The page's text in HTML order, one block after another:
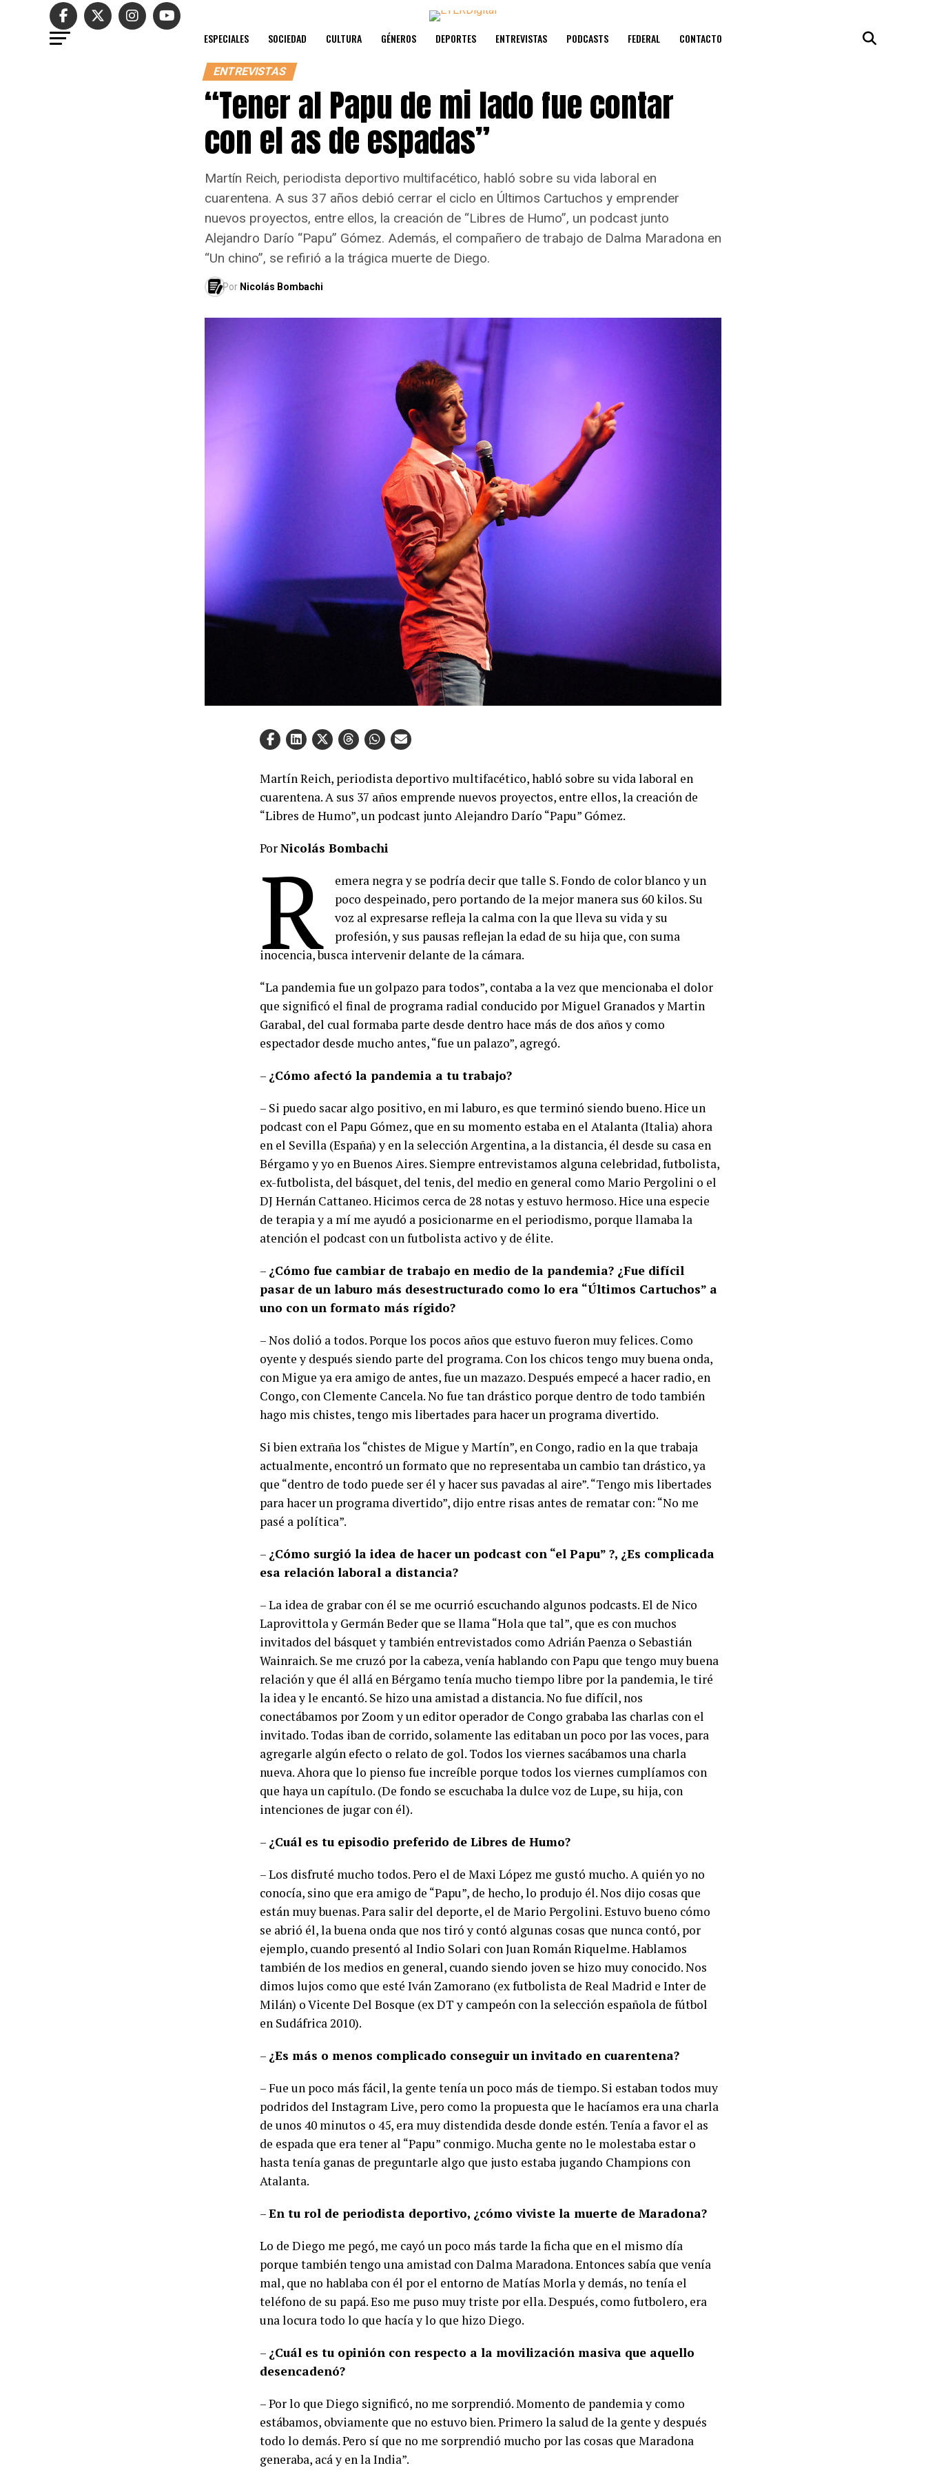
ESPECIALES SOCIEDAD CULTURA GÉNEROS DEPORTES ENTREVISTAS PODCASTS FEDERAL CONTACTO
ENTREVISTAS
“Tener al Papu de mi lado fue contar
con el as de espadas”
Martín Reich, periodista deportivo multifacético, habló sobre su vida laboral en
cuarentena. A sus 37 años debió cerrar el ciclo en Últimos Cartuchos y emprender
nuevos proyectos, entre ellos, la creación de “Libres de Humo”, un podcast junto
Alejandro Darío “Papu” Gómez. Además, el compañero de trabajo de Dalma Maradona en
“Un chino”, se refirió a la trágica muerte de Diego.
Por Nicolás Bombachi
Martín Reich, periodista deportivo multifacético, habló sobre su vida laboral en
cuarentena. A sus 37 años emprende nuevos proyectos, entre ellos, la creación de
“Libres de Humo”, un podcast junto Alejandro Darío “Papu” Gómez.
PorNicolás Bombachi
R
emera negra y se podría decir que talle S. Fondo de color blanco y un
poco despeinado, pero portando de la mejor manera sus 60 kilos. Su
voz al expresarse refleja la calma con la que lleva su vida y su
profesión, y sus pausas reflejan la edad de su hija que, con suma
inocencia, busca intervenir delante de la cámara.
“La pandemia fue un golpazo para todos”, contaba a la vez que mencionaba el dolor
que significó el final de programa radial conducido por Miguel Granados y Martin
Garabal, del cual formaba parte desde dentro hace más de dos años y como
espectador desde mucho antes, “fue un palazo”, agregó.
– ¿Cómo afectó la pandemia a tu trabajo?
– Si puedo sacar algo positivo, en mi laburo, es que terminó siendo bueno. Hice un
podcast con el Papu Gómez, que en su momento estaba en el Atalanta (Italia) ahora
en el Sevilla (España) y en la selección Argentina, a la distancia, él desde su casa en
Bérgamo y yo en Buenos Aires. Siempre entrevistamos alguna celebridad, futbolista,
ex-futbolista, del básquet, del tenis, del medio en general como Mario Pergolini o el
DJ Hernán Cattaneo. Hicimos cerca de 28 notas y estuvo hermoso. Hice una especie
de terapia y a mí me ayudó a posicionarme en el periodismo, porque llamaba la
atención el podcast con un futbolista activo y de élite.
– ¿Cómo fue cambiar de trabajo en medio de la pandemia? ¿Fue difícil
pasar de un laburo más desestructurado como lo era “Últimos Cartuchos” a
uno con un formato más rígido?
– Nos dolió a todos. Porque los pocos años que estuvo fueron muy felices. Como
oyente y después siendo parte del programa. Con los chicos tengo muy buena onda,
con Migue ya era amigo de antes, fue un mazazo. Después empecé a hacer radio, en
Congo, con Clemente Cancela. No fue tan drástico porque dentro de todo también
hago mis chistes, tengo mis libertades para hacer un programa divertido.
Si bien extraña los “chistes de Migue y Martín”, en Congo, radio en la que trabaja
actualmente, encontró un formato que no representaba un cambio tan drástico, ya
que “dentro de todo puede ser él y hacer sus pavadas al aire”. “Tengo mis libertades
para hacer un programa divertido”, dijo entre risas antes de rematar con: “No me
pasé a política”.
– ¿Cómo surgió la idea de hacer un podcast con “el Papu” ?, ¿Es complicada
esa relación laboral a distancia?
– La idea de grabar con él se me ocurrió escuchando algunos podcasts. El de Nico
Laprovittola y Germán Beder que se llama “Hola que tal”, que es con muchos
invitados del básquet y también entrevistados como Adrián Paenza o Sebastián
Wainraich. Se me cruzó por la cabeza, venía hablando con Papu que tengo muy buena
relación y que él allá en Bérgamo tenía mucho tiempo libre por la pandemia, le tiré
la idea y le encantó. Se hizo una amistad a distancia. No fue difícil, nos
conectábamos por Zoom y un editor operador de Congo grababa las charlas con el
invitado. Todas iban de corrido, solamente las editaban un poco por las voces, para
agregarle algún efecto o relato de gol. Todos los viernes sacábamos una charla
nueva. Ahora que lo pienso fue increíble porque todos los viernes cumplíamos con
que haya un capítulo. (De fondo se escuchaba la dulce voz de Lupe, su hija, con
intenciones de jugar con él).
– ¿Cuál es tu episodio preferido de Libres de Humo?
– Los disfruté mucho todos. Pero el de Maxi López me gustó mucho. A quién yo no
conocía, sino que era amigo de “Papu”, de hecho, lo produjo él. Nos dijo cosas que
están muy buenas. Para salir del deporte, el de Mario Pergolini. Estuvo bueno cómo
se abrió él, la buena onda que nos tiró y contó algunas cosas que nunca contó, por
ejemplo, cuando presentó al Indio Solari con Juan Román Riquelme. Hablamos
también de los medios en general, cuando siendo joven se hizo muy conocido. Nos
dimos lujos como que esté Iván Zamorano (ex futbolista de Real Madrid e Inter de
Milán) o Vicente Del Bosque (ex DT y campeón con la selección española de fútbol
en Sudáfrica 2010).
– ¿Es más o menos complicado conseguir un invitado en cuarentena?
– Fue un poco más fácil, la gente tenía un poco más de tiempo. Si estaban todos muy
podridos del Instagram Live, pero como la propuesta que le hacíamos era una charla
de unos 40 minutos o 45, era muy distendida desde donde estén. Tenía a favor el as
de espada que era tener al “Papu” conmigo. Mucha gente no le molestaba estar o
hasta tenía ganas de preguntarle algo que justo estaba jugando Champions con
Atalanta.
–En tu rol de periodista deportivo, ¿cómo viviste la muerte de Maradona?
Lo de Diego me pegó, me cayó un poco más tarde la ficha que en el mismo día
porque también tengo una amistad con Dalma Maradona. Entonces sabía que venía
mal, que no hablaba con él por el entorno de Matías Morla y demás, no tenía el
teléfono de su papá. Eso me puso muy triste por ella. Después, como futbolero, era
una locura todo lo que hacía y lo que hizo Diego.
– ¿Cuál es tu opinión con respecto a la movilización masiva que aquello
desencadenó?
– Por lo que Diego significó, no me sorprendió. Momento de pandemia y como
estábamos, obviamente que no estuvo bien. Primero la salud de la gente y después
todo lo demás. Pero sí que no me sorprendió mucho por las cosas que Maradona
generaba, acá y en la India”.